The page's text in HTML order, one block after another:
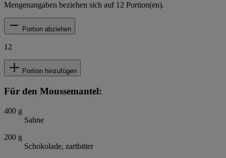
Mengenangaben beziehen sich auf 12 Portion(en).
Portion abziehen
12
Portion hinzufügen
Für den Moussemantel:
400 g
Sahne
200 g
Schokolade, zartbitter